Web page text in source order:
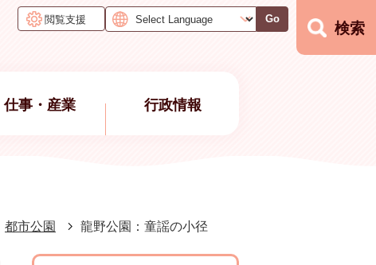
閲覧支援 Go
検索
仕事・産業 行政情報
都市公園 龍野公園：童謡の小径